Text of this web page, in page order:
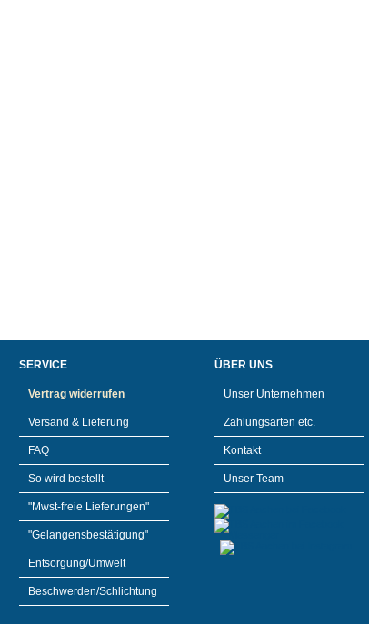
SERVICE
Vertrag widerrufen
Versand & Lieferung
FAQ
So wird bestellt
"Mwst-freie Lieferungen"
"Gelangensbestätigung"
Entsorgung/Umwelt
Beschwerden/Schlichtung
ÜBER UNS
Unser Unternehmen
Zahlungsarten etc.
Kontakt
Unser Team